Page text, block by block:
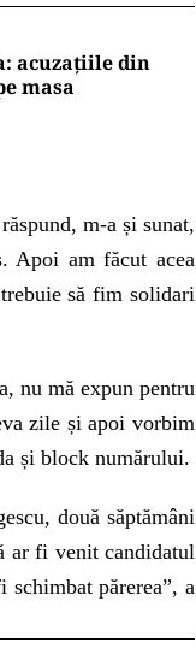
acuzațiile din
masa
m-a și sunat,
Apoi am făcut acea
să fim solidari
nu mă expun pentru
zile și apoi vorbim
și block numărului.
două săptămâni
ar fi venit candidatul
părerea”, a